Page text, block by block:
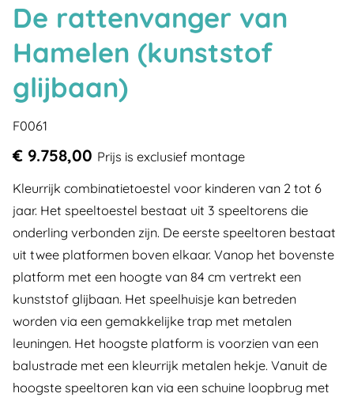
De rattenvanger van
Hamelen (kunststof
glijbaan)
F0061
€ 9.758,00 Prijs is exclusief montage
Kleurrijk combinatietoestel voor kinderen van 2 tot 6
jaar. Het speeltoestel bestaat uit 3 speeltorens die
onderling verbonden zijn. De eerste speeltoren bestaat
uit twee platformen boven elkaar. Vanop het bovenste
platform met een hoogte van 84 cm vertrekt een
kunststof glijbaan. Het speelhuisje kan betreden
worden via een gemakkelijke trap met metalen
leuningen. Het hoogste platform is voorzien van een
balustrade met een kleurrijk metalen hekje. Vanuit de
hoogste speeltoren kan via een schuine loopbrug met